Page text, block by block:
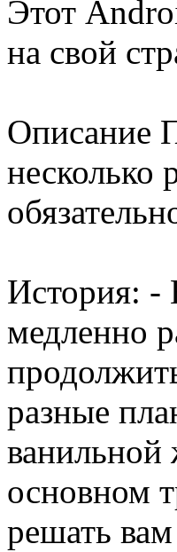
Этот
на свой
Описание
несколько
История: -
медленно
разные
ванильной
основном
решать вам